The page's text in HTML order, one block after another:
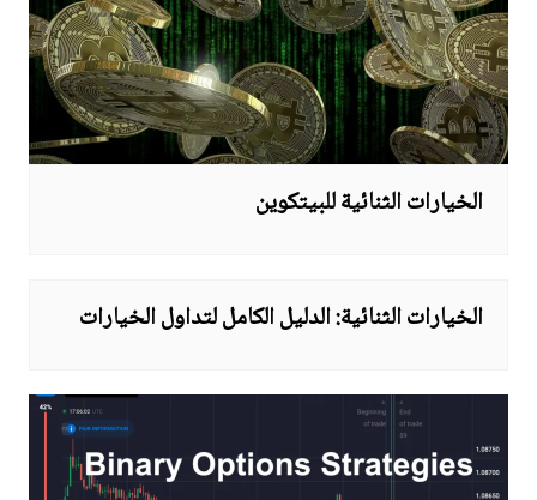
الخيارات الثنائية للبيتكوين
الخيارات الثنائية: الدليل الكامل لتداول الخيارات